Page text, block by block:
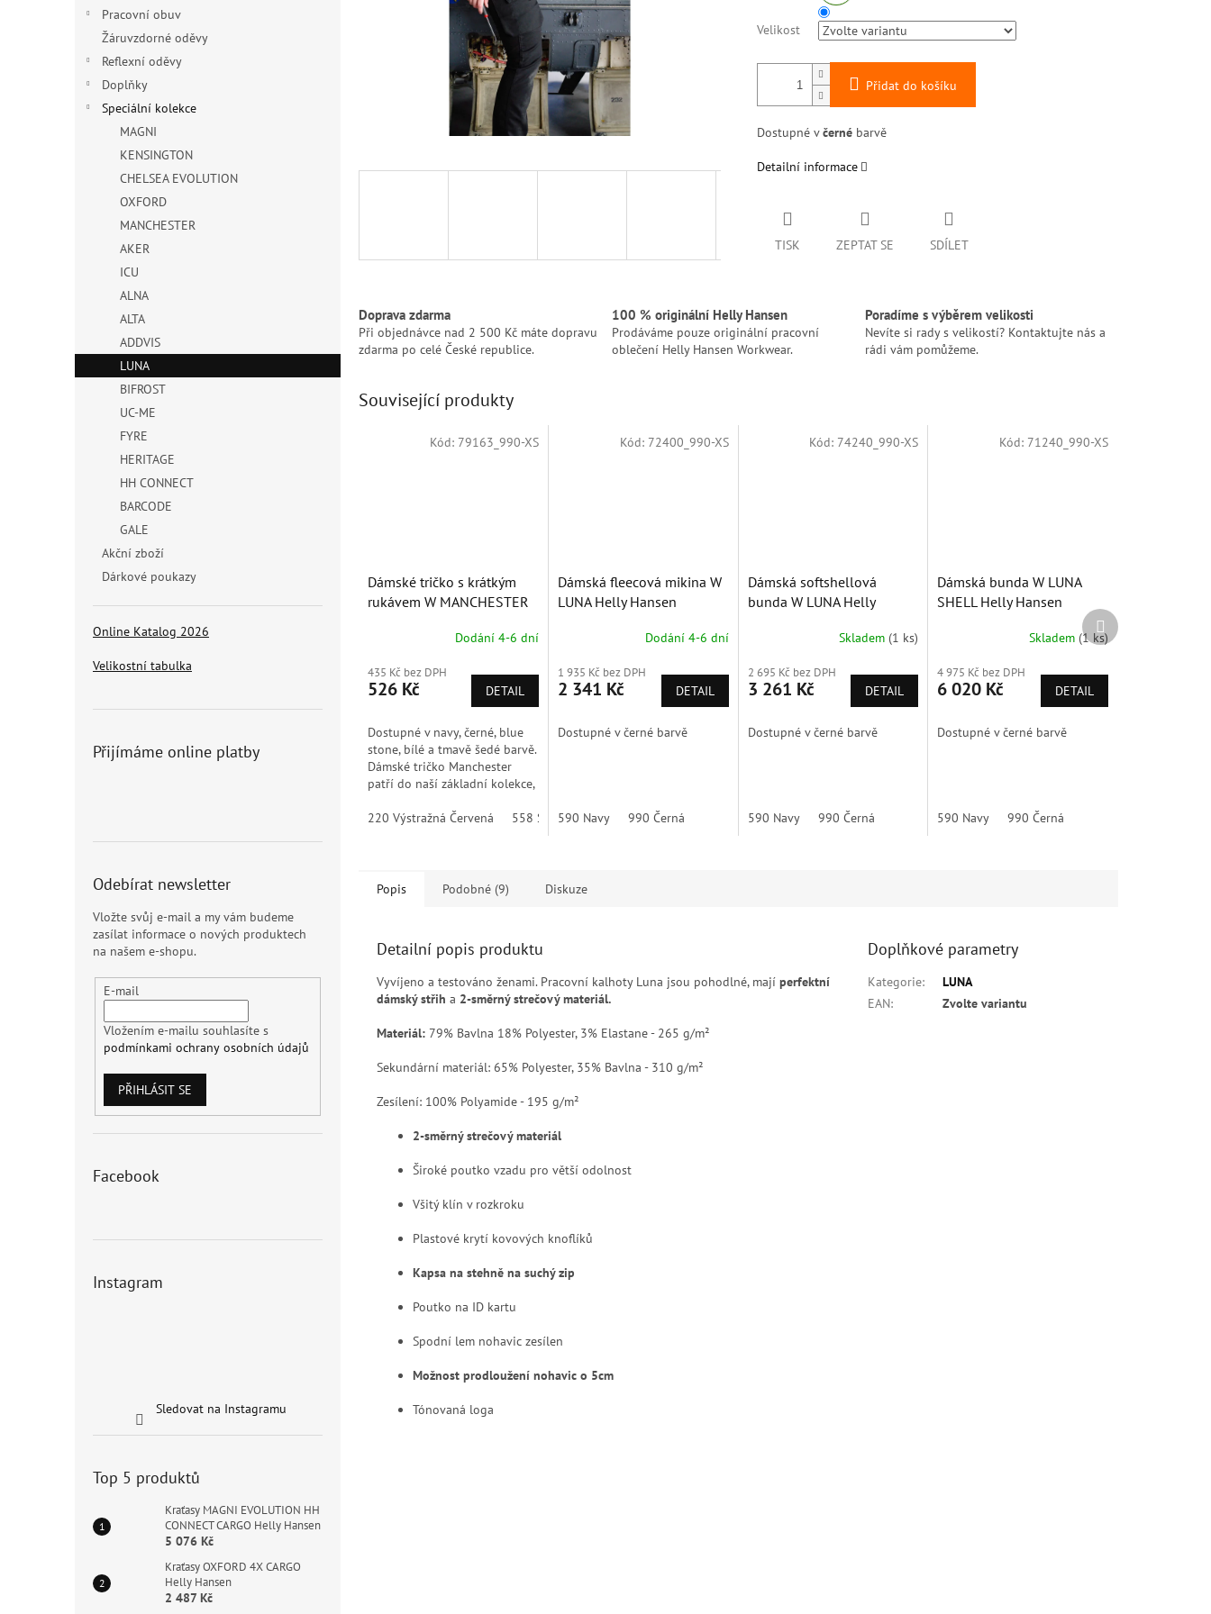
Pracovní obuv
Žáruvzdorné oděvy
Reflexní oděvy
Doplňky
Speciální kolekce
MAGNI
KENSINGTON
CHELSEA EVOLUTION
OXFORD
MANCHESTER
AKER
ICU
ALNA
ALTA
ADDVIS
LUNA
BIFROST
UC-ME
FYRE
HERITAGE
HH CONNECT
BARCODE
GALE
Akční zboží
Dárkové poukazy
Online Katalog 2026
Velikostní tabulka
Přijímáme online platby
Odebírat newsletter
Vložte svůj e-mail a my vám budeme
zasílat informace o nových produktech
na našem e-shopu.
E-mail
Vložením e-mailu souhlasíte s
podmínkami ochrany osobních údajů
PŘIHLÁSIT SE
Facebook
Instagram
Sledovat na Instagramu
Top 5 produktů
Kraťasy MAGNI EVOLUTION HH
CONNECT CARGO Helly Hansen
5 076 Kč
Kraťasy OXFORD 4X CARGO
Helly Hansen
2 487 Kč
Velikost
Přidat do košíku
Dostupné včernébarvě
Detailní informace
TISK ZEPTAT SE SDÍLET
Doprava zdarma
Při objednávce nad 2 500 Kč máte dopravu
zdarma po celé České republice.
100 % originální Helly Hansen
Prodáváme pouze originální pracovní
oblečení Helly Hansen Workwear.
Poradíme s výběrem velikosti
Nevíte si rady s velikostí? Kontaktujte nás a
rádi vám pomůžeme.
Související produkty
Dámské tričko s krátkým
rukávem W MANCHESTER
Dodání 4-6 dní
435 Kč bez DPH
526 Kč DETAIL
Dostupné v navy, černé, blue
stone, bílé a tmavě šedé barvě.
Dámské tričko Manchester
patří do naší základní kolekce,
materiál a výborný střih.
220 Výstražná Červená 558 Stone Blue 590 Navy 910 Šedá Fog 930 Šedá Melange 970 Tmavě Šedá
Kód: 79163_990-XS
Dámská fleecová mikina W
LUNA Helly Hansen
Dodání 4-6 dní
1 935 Kč bez DPH
2 341 Kč DETAIL
Dostupné v černé barvě
590 Navy 990 Černá
Kód: 72400_990-XS
Dámská softshellová
bunda W LUNA Helly
Skladem(1 ks)
2 695 Kč bez DPH
3 261 Kč DETAIL
Dostupné v černé barvě
590 Navy 990 Černá
Kód: 74240_990-XS
Dámská bunda W LUNA
SHELL Helly Hansen
Skladem (1 ks)
4 975 Kč bez DPH
6 020 Kč DETAIL
Dostupné v černé barvě
590 Navy 990 Černá
Kód: 71240_990-XS
Další
produkt
Popis Podobné (9) Diskuze
Detailní popis produktu
Vyvíjeno a testováno ženami. Pracovní kalhoty Luna jsou pohodlné, mají perfektní
dámský střih a 2-směrný strečový materiál.
Materiál: 79% Bavlna 18% Polyester, 3% Elastane - 265 g/m²
Sekundární materiál: 65% Polyester, 35% Bavlna - 310 g/m²
Zesílení: 100% Polyamide - 195 g/m²
2-směrný strečový materiál
Široké poutko vzadu pro větší odolnost
Všitý klín v rozkroku
Plastové krytí kovových knoflíků
Kapsa na stehně na suchý zip
Poutko na ID kartu
Spodní lem nohavic zesílen
Možnost prodloužení nohavic o 5cm
Tónovaná loga
Doplňkové parametry
Kategorie:
LUNA
EAN: Zvolte variantu